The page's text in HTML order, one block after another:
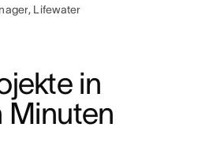
Lifewater
in
Minuten